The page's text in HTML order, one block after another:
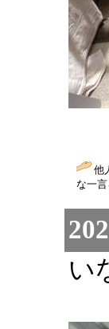
他
な一
い